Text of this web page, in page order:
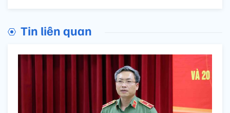
Tin liên quan